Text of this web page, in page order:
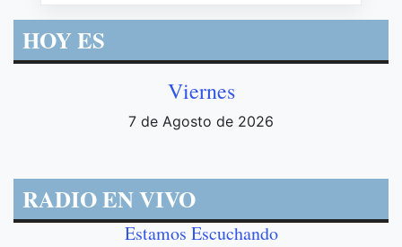
HOY ES
Viernes
7 de Agosto de 2026
RADIO EN VIVO
Estamos Escuchando